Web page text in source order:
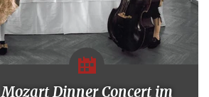
Mozart Dinner Concert im